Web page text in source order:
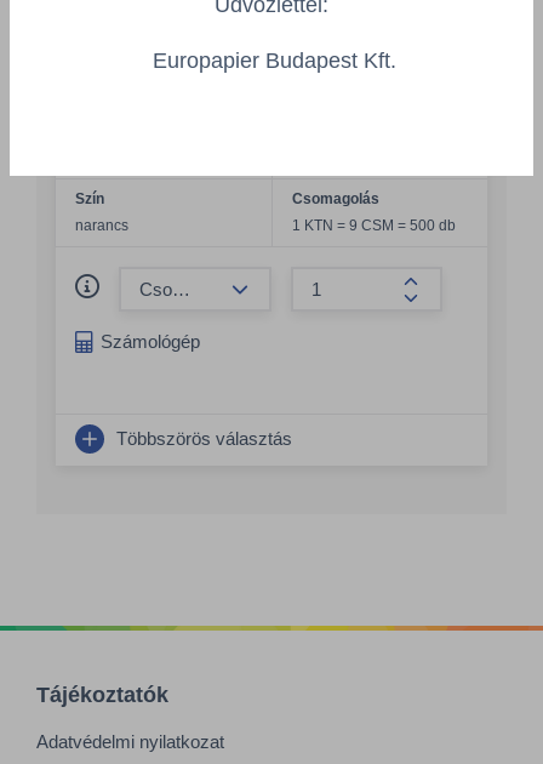
Szín
narancs
Csomagolás
1 KTN = 9 CSM = 500 db
Összeg
Számológép
Többszörös választás
Tájékoztatók
Adatvédelmi nyilatkozat
Üdvözlettel:
Europapier Budapest Kft.